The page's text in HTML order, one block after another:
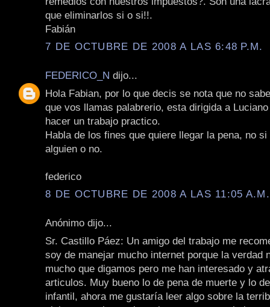
que eliminarlos si o si!!.
Fabián
7 DE OCTUBRE DE 2008 A LAS 6:48 P.M.
FEDERICO_N dijo...
Hola Fabian, por lo que decis se nota que no
que vos llamas palabrerio, esta dirigida a
hacer un trabajo practico.
Habla de los fines que quiere llegar la pena, no
alguien o no.
federico
8 DE OCTUBRE DE 2008 A LAS 11:05 A.M.
Anónimo dijo...
Sr. Castillo Páez: Un amigo del trabajo me
soy de manejar mucho internet porque la verdad
mucho que digamos pero me han interesado y
articulos. Muy bueno lo de pena de muerte y lo
infantil, ahora me gustaría leer algo sobre la